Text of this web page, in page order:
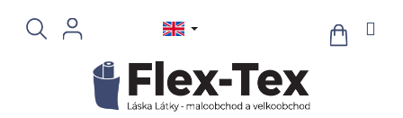
content
CART